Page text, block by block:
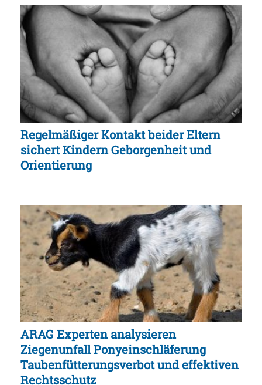
Regelmäßiger Kontakt beider Eltern
sichert Kindern Geborgenheit und
Orientierung
ARAG Experten analysieren
Ziegenunfall Ponyeinschläferung
Taubenfütterungsverbot und effektiven
Rechtsschutz